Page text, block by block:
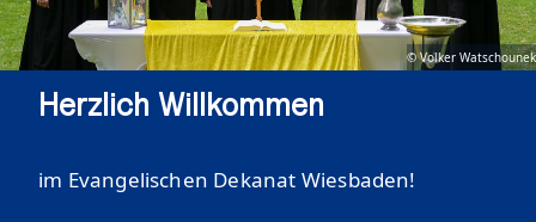
© Volker Watschounek
Herzlich Willkommen
im Evangelischen Dekanat Wiesbaden!